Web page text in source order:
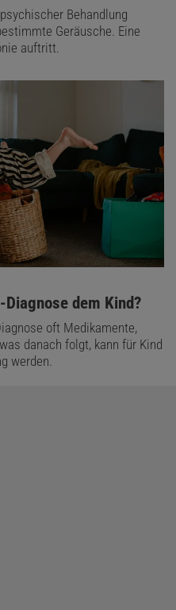
Behandlung
Geräusche. Eine
auftritt.
dem Kind?
oft Medikamente,
danach folgt, kann für Kind
werden.